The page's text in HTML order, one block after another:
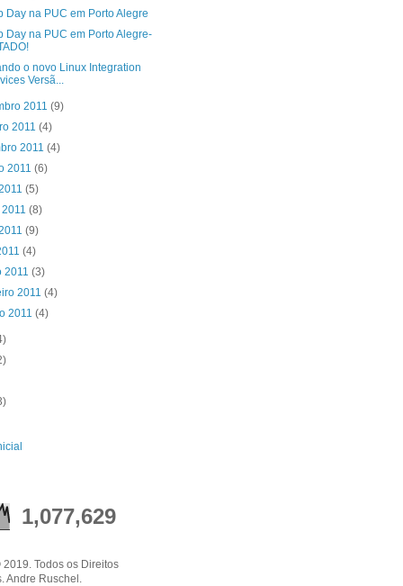
Day na PUC em Porto Alegre
Day na PUC em Porto Alegre-
o novo Linux Integration
Versã...
2011(9)
2011(4)
2011(4)
2011(6)
(5)
2011(8)
(9)
(4)
2011(3)
2011(4)
2011(4)
1,077,629
Todos os Direitos
Andre Ruschel.